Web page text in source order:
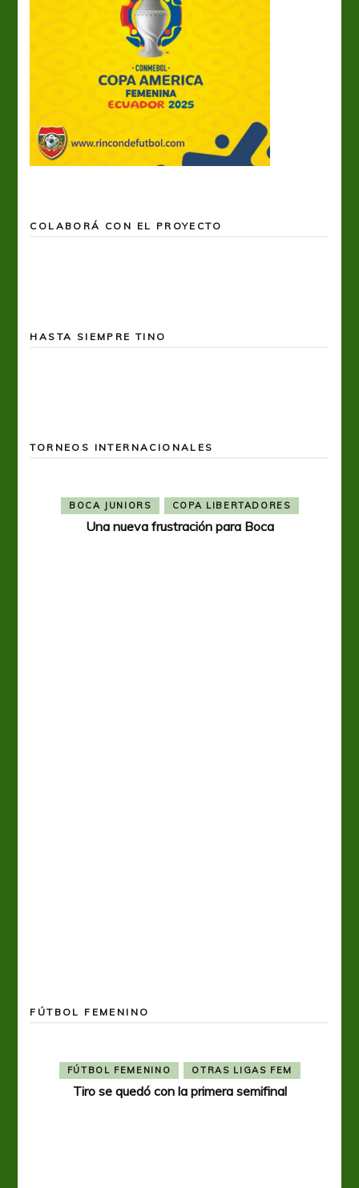
COLABORÁ CON EL PROYECTO
HASTA SIEMPRE TINO
TORNEOS INTERNACIONALES
BOCA JUNIORS COPA LIBERTADORES
Una nueva frustración para Boca
FÚTBOL FEMENINO
FÚTBOL FEMENINO OTRAS LIGAS FEM
Tiro se quedó con la primera semifinal